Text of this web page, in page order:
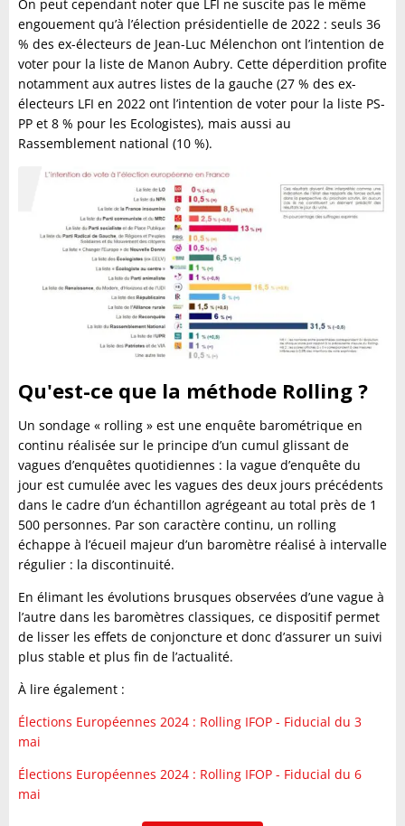
On peut cependant noter que LFI ne suscite pas le même
engouement qu’à l’élection présidentielle de 2022 : seuls 36
% des ex-électeurs de Jean-Luc Mélenchon ont l’intention de
voter pour la liste de Manon Aubry. Cette déperdition profite
notamment aux autres listes de la gauche (27 % des ex-
électeurs LFI en 2022 ont l’intention de voter pour la liste PS-
PP et 8 % pour les Ecologistes), mais aussi au
Rassemblement national (10 %).
Qu'est-ce que la méthode Rolling ?
Un sondage « rolling » est une enquête barométrique en
continu réalisée sur le principe d’un cumul glissant de
vagues d’enquêtes quotidiennes : la vague d’enquête du
jour est cumulée avec les vagues des deux jours précédents
dans le cadre d’un échantillon agrégeant au total près de 1
500 personnes. Par son caractère continu, un rolling
échappe à l’écueil majeur d’un baromètre réalisé à intervalle
régulier : la discontinuité.
En élimant les évolutions brusques observées d’une vague à
l’autre dans les baromètres classiques, ce dispositif permet
de lisser les effets de conjoncture et donc d’assurer un suivi
plus stable et plus fin de l’actualité.
À lire également :
Élections Européennes 2024 : Rolling IFOP - Fiducial du 3
mai
Élections Européennes 2024 : Rolling IFOP - Fiducial du 6
mai